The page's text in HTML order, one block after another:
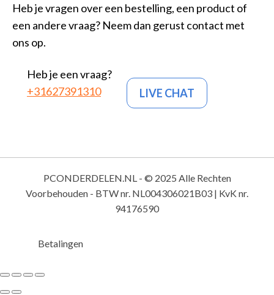
Heb je vragen over een bestelling, een product of
een andere vraag? Neem dan gerust contact met
ons op.
Heb je een vraag?
+31627391310
LIVE CHAT
PCONDERDELEN.NL - © 2025 Alle Rechten
Voorbehouden - BTW nr. NL004306021B03 | KvK nr.
94176590
Betalingen